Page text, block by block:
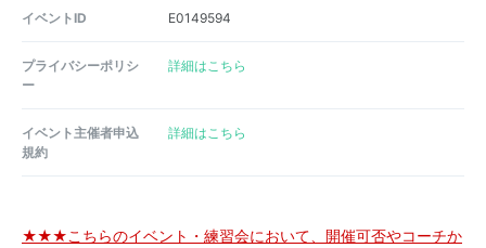
イベントID E0149594
プライバシーポリシ
ー
詳細はこちら
イベント主催者申込
規約
詳細はこちら
★★★こちらのイベント・練習会において、開催可否やコーチか